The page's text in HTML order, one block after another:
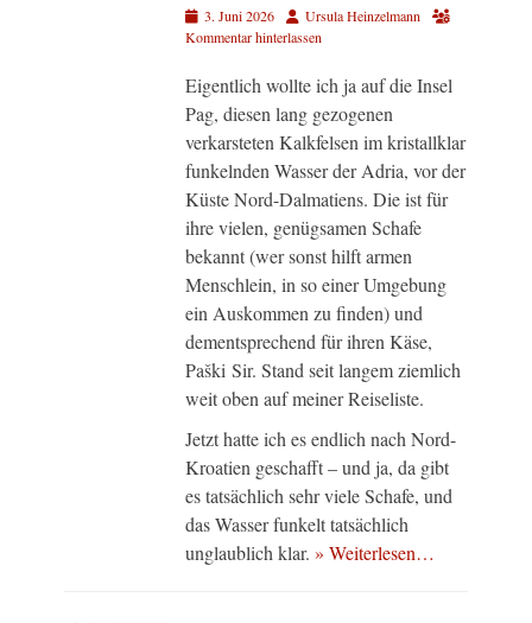
Veröffentlicht
am
3. Juni 2026 AutorUrsula Heinzelmann
Kommentar hinterlassen
Eigentlich wollte ich ja auf die Insel
Pag, diesen lang gezogenen
verkarsteten Kalkfelsen im kristallklar
funkelnden Wasser der Adria, vor der
Küste Nord-Dalmatiens. Die ist für
ihre vielen, genügsamen Schafe
bekannt (wer sonst hilft armen
Menschlein, in so einer Umgebung
ein Auskommen zu finden) und
dementsprechend für ihren Käse,
Paški Sir. Stand seit langem ziemlich
weit oben auf meiner Reiseliste.
Jetzt hatte ich es endlich nach Nord-
Kroatien geschafft – und ja, da gibt
es tatsächlich sehr viele Schafe, und
das Wasser funkelt tatsächlich
unglaublich klar. » Weiterlesen…